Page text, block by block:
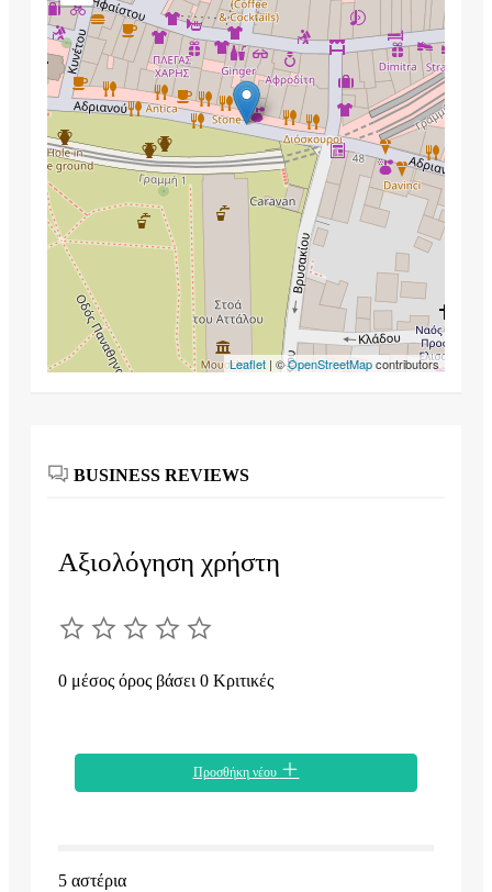
Leaflet | ©OpenStreetMapcontributors
BUSINESS REVIEWS
Αξιολόγηση χρήστη
0 μέσος όρος βάσει 0 Κριτικές
Προσθήκη νέου
5 αστέρια